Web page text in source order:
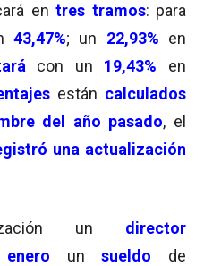
en tres tramos: para
43,47%; un 22,93% en
con un 19,43% en
están calculados
del año pasado, el
una actualización
un director
enero unsueldo de